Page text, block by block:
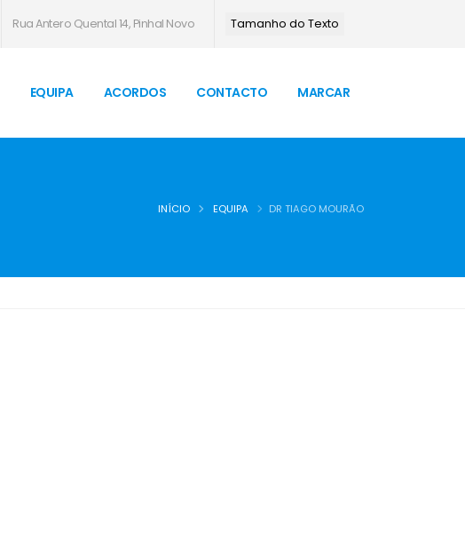
Rua Antero Quental 14, Pinhal Novo Tamanho do Texto
EQUIPA ACORDOS CONTACTO MARCAR
INÍCIO EQUIPA DR TIAGO MOURÃO